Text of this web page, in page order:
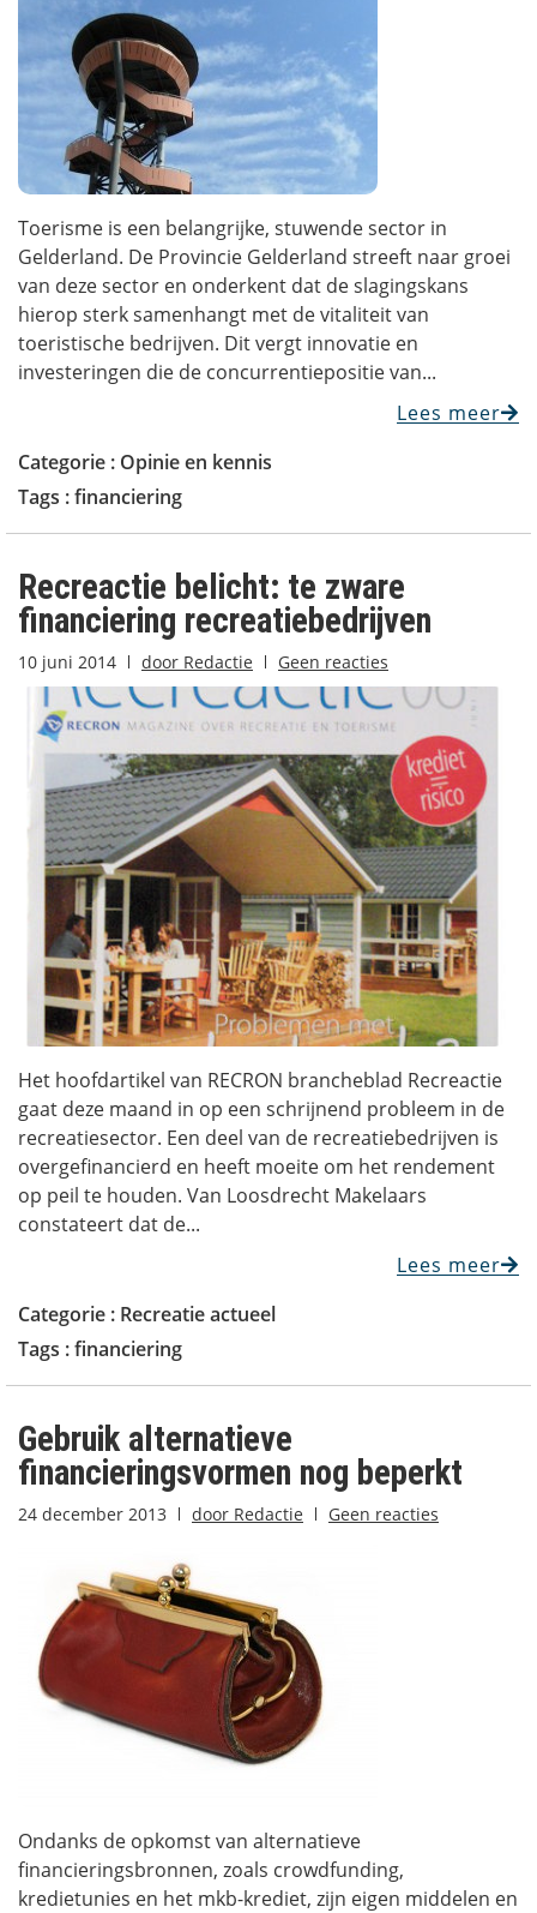
Toerisme is een belangrijke, stuwende sector in
Gelderland. De Provincie Gelderland streeft naar groei
van deze sector en onderkent dat de slagingskans
hierop sterk samenhangt met de vitaliteit van
toeristische bedrijven. Dit vergt innovatie en
investeringen die de concurrentiepositie van...
Lees meer
Categorie : Opinie en kennis
Tags :financiering
Recreactie belicht: te zware
financiering recreatiebedrijven
10 juni 2014 door Redactie Geen reacties
Het hoofdartikel van RECRON brancheblad Recreactie
gaat deze maand in op een schrijnend probleem in de
recreatiesector. Een deel van de recreatiebedrijven is
overgefinancierd en heeft moeite om het rendement
op peil te houden. Van Loosdrecht Makelaars
constateert dat de...
Lees meer
Categorie : Recreatie actueel
Tags :financiering
Gebruik alternatieve
financieringsvormen nog beperkt
24 december 2013 door Redactie Geen reacties
Ondanks de opkomst van alternatieve
financieringsbronnen, zoals crowdfunding,
kredietunies en het mkb-krediet, zijn eigen middelen en